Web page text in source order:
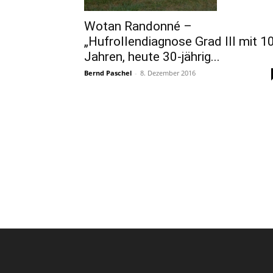
Wotan Randonné –
„Hufrollendiagnose Grad III mit 10
Jahren, heute 30-jährig...
Bernd Paschel - 8. Dezember 2016